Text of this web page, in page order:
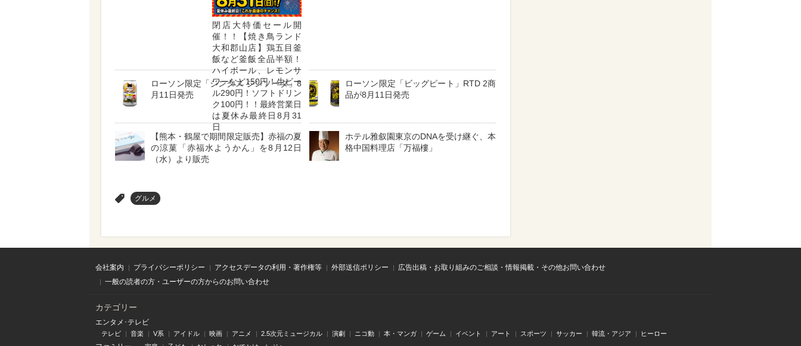
閉店大特価セール開
催！！【焼き鳥ランド
大和郡山店】鶏五目釜
飯など釜飯全品半額！
ハイボール、レモンサ
ワーなど150円！生ビー
ル290円！ソフトドリン
ク100円！！最終営業日
は夏休み最終日8月31
日
ローソン限定「ジンクス ジンソーダ」8
月11日発売
ローソン限定「ビッグピート」RTD 2商
品が8月11日発売
【熊本・鶴屋で期間限定販売】赤福の夏
の涼菓「赤福水ようかん」を8月12日
（水）より販売
ホテル雅叙園東京のDNAを受け継ぐ、本
格中国料理店「万福樓」
グルメ
会社案内 プライバシーポリシー アクセスデータの利用・著作権等 外部送信ポリシー
広告出稿・お取り組みのご相談・情報掲載・その他お問い合わせ
一般の読者の方・ユーザーの方からのお問い合わせ
カテゴリー
エンタメ･テレビ
テレビ 音楽 V系 アイドル 映画 アニメ 2.5次元ミュージカル 演劇 ニコ動 本・マンガ ゲーム イベント アート スポーツ サッカー 韓流・アジア ヒーロー